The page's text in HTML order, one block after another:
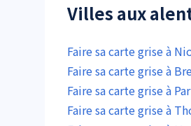
Villes aux
Faire sa carte grise à
Faire sa carte grise à
Faire sa carte grise à
Faire sa carte grise à